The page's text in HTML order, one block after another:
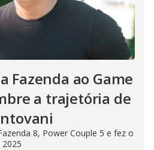
Fazenda ao Game
a trajetória de
8, Power Couple 5 e fez o